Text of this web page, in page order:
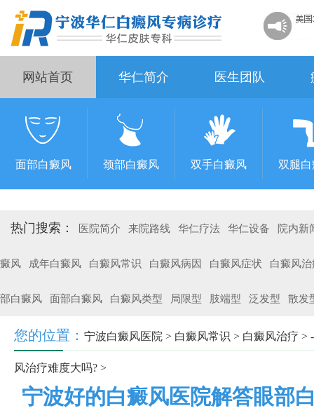
网站首页 华仁简介 医生团队
面部白癜风 颈部白癜风 双手白癜风 双腿
热门搜索： 医院简介 来院路线 华仁疗法 华仁设备 院内新
癜风 成年白癜风 白癜风常识 白癜风病因 白癜风症状 白癜风治
部白癜风 面部白癜风 白癜风类型 局限型 肢端型 泛发型 散发
您的位置： 宁波白癜风医院 > 白癜风常识 > 白癜风治疗 > -
风治疗难度大吗? >
宁波好的白癜风医院解答眼部